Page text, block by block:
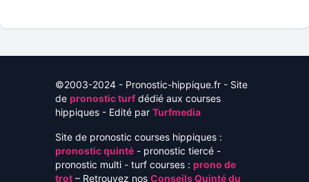
©2003-2024 - Pronostic-hippique.fr - Site
de pronostic turfdédié aux courses
hippiques - Edité par Turfmedia
Site de pronostic courses hippiques :
pronostic quinté - pronostic tiercé -
pronostic multi - turf courses : prono de
trot – Retrouvez nos Conseils Quinté du